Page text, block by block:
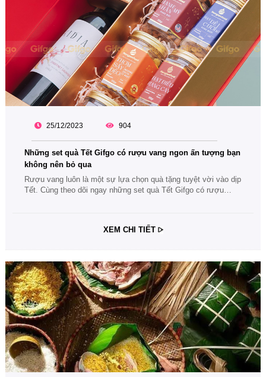
25/12/2023 904
Những set quà Tết Gifgo có rượu vang ngon ấn tượng bạn
không nên bỏ qua
Rượu vang luôn là một sự lựa chọn quà tặng tuyệt vời vào dịp
Tết. Cùng theo dõi ngay những set quà Tết Gifgo có rượu
XEM CHI TIẾT